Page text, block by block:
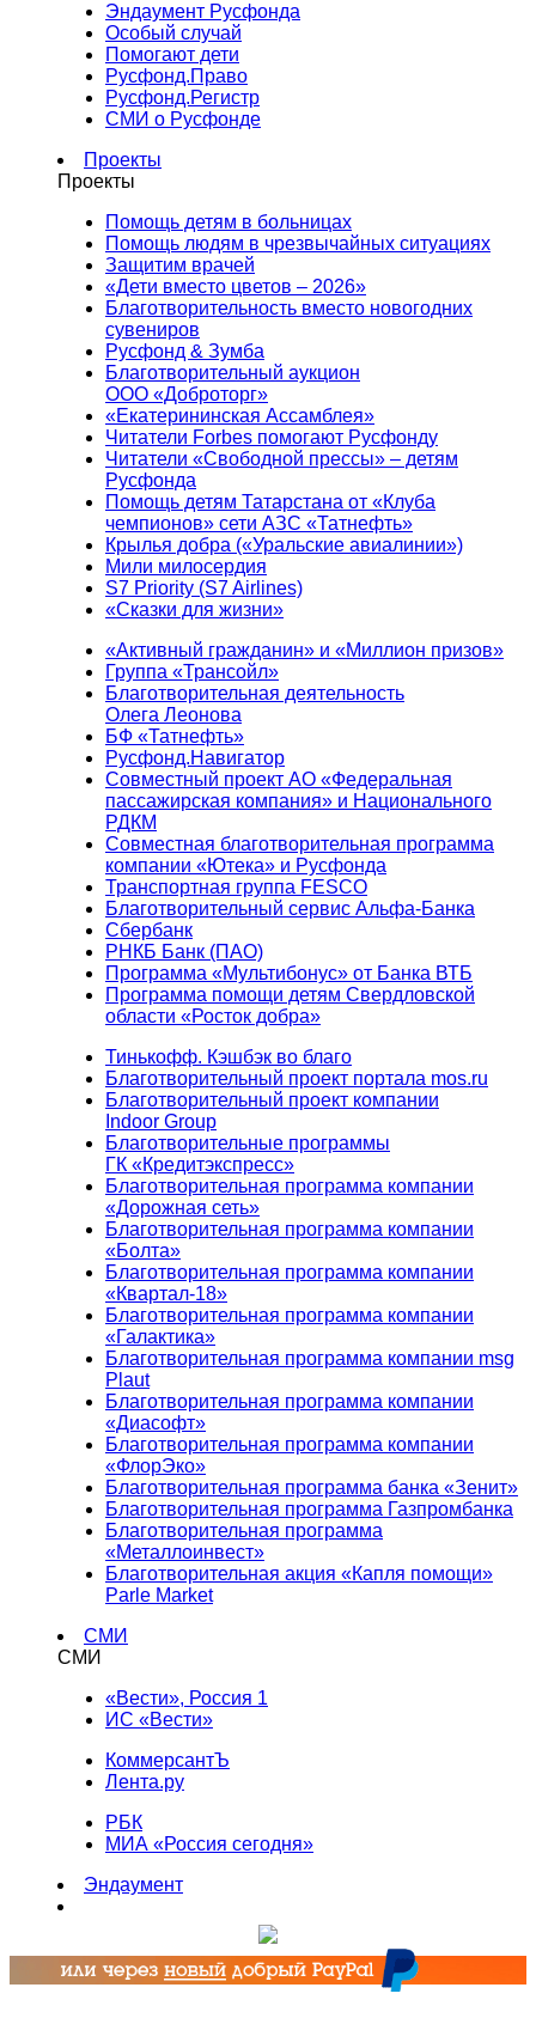
Эндаумент Русфонда
Особый случай
Помогают дети
Русфонд.Право
Русфонд.Регистр
СМИ о Русфонде
Проекты
Проекты
Помощь детям в больницах
Помощь людям в чрезвычайных ситуациях
Защитим врачей
«Дети вместо цветов – 2026»
Благотворительность вместо новогодних
сувениров
Русфонд & Зумба
Благотворительный аукцион
ООО «Доброторг»
«Екатерининская Ассамблея»
Читатели Forbes помогают Русфонду
Читатели «Свободной прессы» – детям
Русфонда
Помощь детям Татарстана от «Клуба
чемпионов» сети АЗС «Татнефть»
Крылья добра («Уральские авиалинии»)
Мили милосердия
S7 Priority (S7 Airlines)
«Сказки для жизни»
«Активный гражданин» и «Миллион призов»
Группа «Трансойл»
Благотворительная деятельность
Олега Леонова
БФ «Татнефть»
Русфонд.Навигатор
Совместный проект АО «Федеральная
пассажирская компания» и Национального
РДКМ
Совместная благотворительная программа
компании «Ютека» и Русфонда
Транспортная группа FESCO
Благотворительный сервис Альфа-Банка
Сбербанк
РНКБ Банк (ПАО)
Программа «Мультибонус» от Банка ВТБ
Программа помощи детям Свердловской
области «Росток добра»
Тинькофф. Кэшбэк во благо
Благотворительный проект портала mos.ru
Благотворительный проект компании
Indoor Group
Благотворительные программы
ГК «Кредитэкспресс»
Благотворительная программа компании
«Дорожная сеть»
Благотворительная программа компании
«Болта»
Благотворительная программа компании
«Квартал-18»
Благотворительная программа компании
«Галактика»
Благотворительная программа компании msg
Plaut
Благотворительная программа компании
«Диасофт»
Благотворительная программа компании
«ФлорЭко»
Благотворительная программа банка «Зенит»
Благотворительная программа Газпромбанка
Благотворительная программа
«Металлоинвест»
Благотворительная акция «Капля помощи»
Parle Market
СМИ
СМИ
«Вести», Россия 1
ИС «Вести»
КоммерсантЪ
Лента.ру
РБК
МИА «Россия сегодня»
Эндаумент